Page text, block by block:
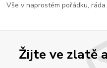
Žijte ve zlatě
Vše v naprostém pořádku,